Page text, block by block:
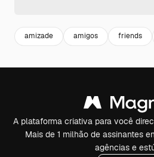
amizade amigos friends
A plataforma criativa para você
Mais de 1 milhão de assinantes
agências e